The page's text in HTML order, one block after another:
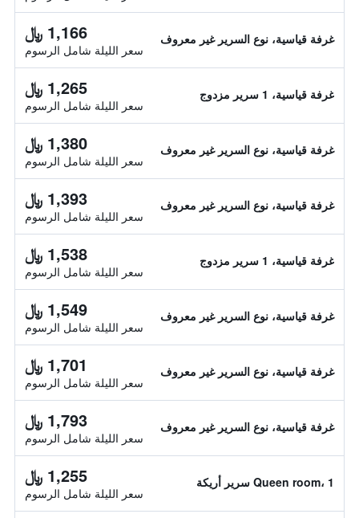
غرفة قياسية، نوع السرير غير معروف 1,166 ﷼
سعر الليلة شامل الرسوم
غرفة قياسية، 1 سرير مزدوج 1,265 ﷼
سعر الليلة شامل الرسوم
غرفة قياسية، نوع السرير غير معروف 1,380 ﷼
سعر الليلة شامل الرسوم
غرفة قياسية، نوع السرير غير معروف 1,393 ﷼
سعر الليلة شامل الرسوم
غرفة قياسية، 1 سرير مزدوج 1,538 ﷼
سعر الليلة شامل الرسوم
غرفة قياسية، نوع السرير غير معروف 1,549 ﷼
سعر الليلة شامل الرسوم
غرفة قياسية، نوع السرير غير معروف 1,701 ﷼
سعر الليلة شامل الرسوم
غرفة قياسية، نوع السرير غير معروف 1,793 ﷼
سعر الليلة شامل الرسوم
Queen room، 1 سرير أريكة 1,255 ﷼
سعر الليلة شامل الرسوم